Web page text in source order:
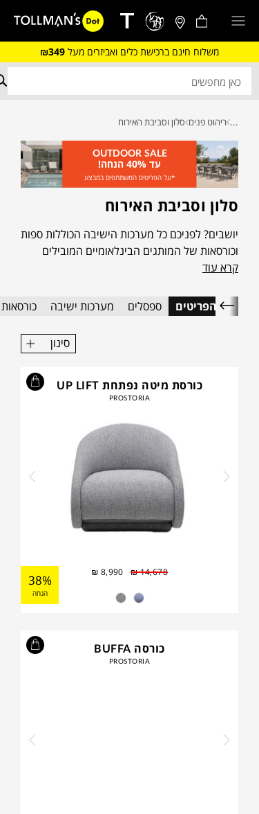
משלוח חינם ברכישת כלים ואביזרים מעל ₪349
... ריהוט פנים סלון וסביבת האירוח
OUTDOOR SALE
עד 40% הנחה!
*על הפריטים המשתתפים במבצע
סלון וסביבת האירוח
יושבים? לפניכם כל מערכות הישיבה הכוללות ספות
וכורסאות של המותגים הבינלאומיים המובילים
לבית. ספות וכורסאות מקולקציות חדשות, פריטים
פעמיות, משתנות ומתחלפות, שיקפיצו, ירימו יפתחו
ויסגרו לכם את הפינה.
קרא עוד
כל הפריטים ספסלים מערכות ישיבה כורסאות
סינון
כורסת מיטה נפתחת UP LIFT
PROSTORIA
₪14,678
₪ 8,990
38%
הנחה
כורסה BUFFA
PROSTORIA